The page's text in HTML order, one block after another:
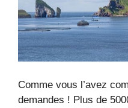
Comme vous l’avez
demandes ! Plus de